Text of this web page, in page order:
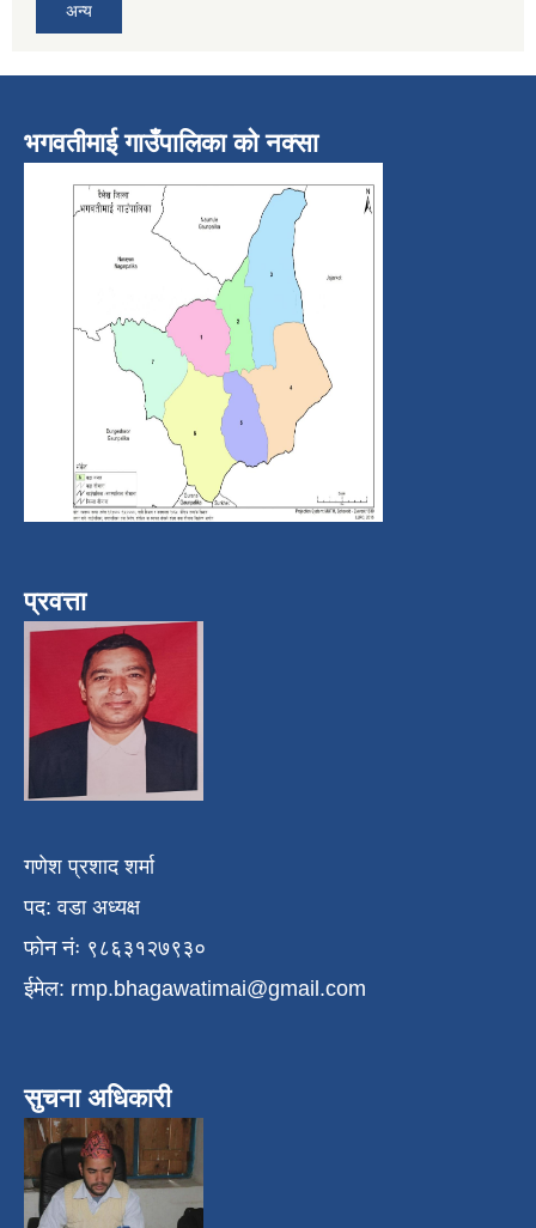
अन्य
भगवतीमाई गाउँपालिका को नक्सा
प्रवत्ता
गणेश प्रशाद शर्मा
पद: वडा अध्यक्ष
फोन नंः ९८६३१२७९३०
ईमेल: rmp.bhagawatimai@gmail.com
सुचना अधिकारी